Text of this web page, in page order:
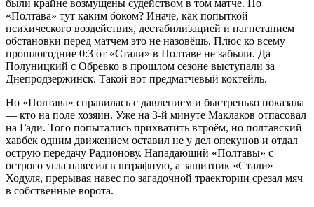
были крайне возмущены судейством в том матче. Но
«Полтава» тут каким боком? Иначе, как попыткой
психического воздействия, дестабилизацией и нагнетанием
обстановки перед матчем это не назовёшь. Плюс ко всему
прошлогодние 0:3 от «Стали» в Полтаве не забыли. Да
Полуницкий с Обревко в прошлом сезоне выступали за
Днепродзержинск. Такой вот предматчевый коктейль.
Но «Полтава» справилась с давлением и быстренько показала
— кто на поле хозяин. Уже на 3-й минуте Маклаков отпасовал
на Гади. Того попытались прихватить втроём, но полтавский
хавбек одним движением оставил не у дел опекунов и отдал
острую передачу Радионову. Нападающий «Полтавы» с
острого угла навесил в штрафную, а защитник «Стали»
Ходуля, прерывая навес по загадочной траектории срезал мяч
в собственные ворота.